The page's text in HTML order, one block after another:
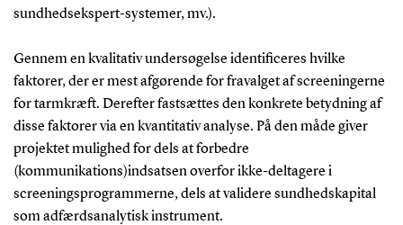
sundhedsekspert-systemer, mv.).
Gennem en kvalitativ undersøgelse identificeres hvilke
faktorer, der er mest afgørende for fravalget af screeningerne
for tarmkræft. Derefter fastsættes den konkrete betydning af
disse faktorer via en kvantitativ analyse. På den måde giver
projektet mulighed for dels at forbedre
(kommunikations)indsatsen overfor ikke-deltagere i
screeningsprogrammerne, dels at validere sundhedskapital
som adfærdsanalytisk instrument.